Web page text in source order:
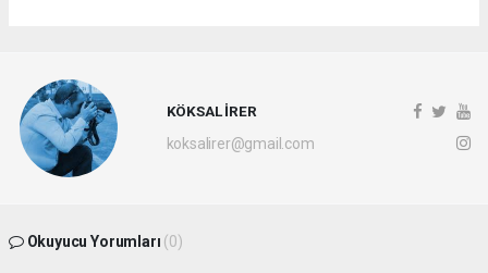
KÖKSAL İRER
koksalirer@gmail.com
Okuyucu Yorumları (0)